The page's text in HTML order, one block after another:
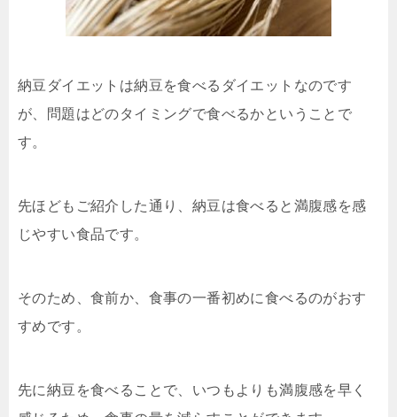
納豆ダイエットは納豆を食べるダイエットなのです
が、問題はどのタイミングで食べるかということで
す。
先ほどもご紹介した通り、納豆は食べると満腹感を感
じやすい食品です。
そのため、食前か、食事の一番初めに食べるのがおす
すめです。
先に納豆を食べることで、いつもよりも満腹感を早く